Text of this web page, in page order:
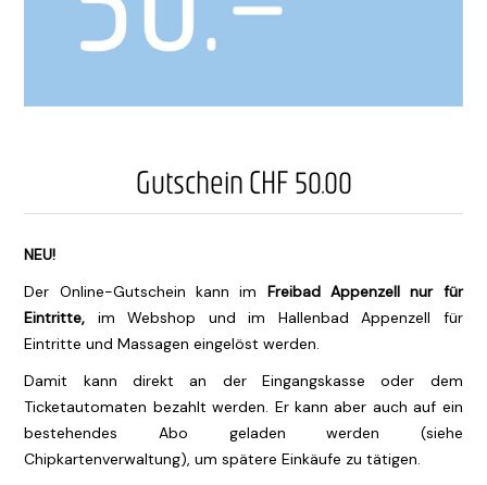
Gutschein CHF 50.00
NEU!
Der Online-Gutschein kann im Freibad Appenzell nur für
Eintritte, im Webshop und im Hallenbad Appenzell für
Eintritte und Massagen eingelöst werden.
Damit kann direkt an der Eingangskasse oder dem
Ticketautomaten bezahlt werden. Er kann aber auch auf ein
bestehendes Abo geladen werden (siehe
Chipkartenverwaltung), um spätere Einkäufe zu tätigen.